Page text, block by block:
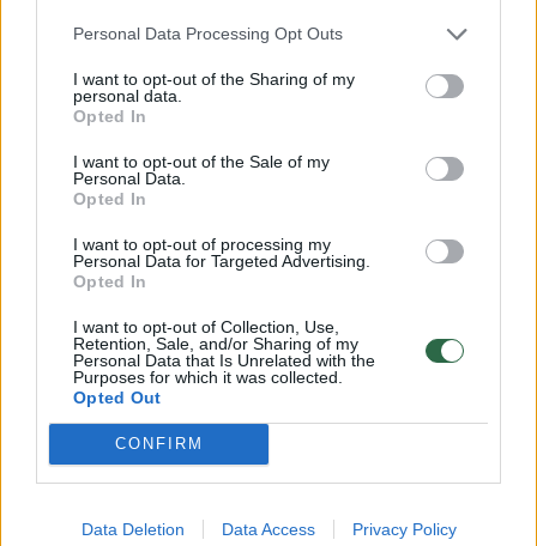
Personal Data Processing Opt Outs
I want to opt-out of the Sharing of my
personal data.
Opted In
I want to opt-out of the Sale of my
Personal Data.
Opted In
I want to opt-out of processing my
Personal Data for Targeted Advertising.
Opted In
I want to opt-out of Collection, Use,
Retention, Sale, and/or Sharing of my
Personal Data that Is Unrelated with the
Purposes for which it was collected.
Opted Out
CONFIRM
Data Deletion Data Access Privacy Policy
„2021 m. birželio 30 d. atliktas
perskaičiavimas. Gal trūko kažkokio
dokumento, tačiau ESO apie tai vartotojo
neinformavo ir vėl ėmė išrašinėti sąskaitas
ESO savitarnoje,“ – sako I.Kilčauskaitė.
Norite skaityti toliau?
Prisijunkite prie mūsų bendruomenės ir tapkite
prenumeratoriumi
Vos nuo 1 Eur / mėn.